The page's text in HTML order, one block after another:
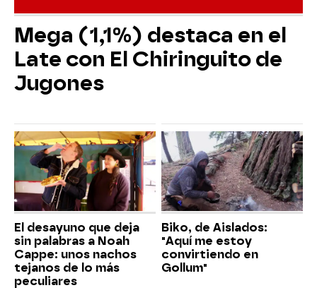
Mega (1,1%) destaca en el
Late con El Chiringuito de
Jugones
El desayuno que deja
sin palabras a Noah
Cappe: unos nachos
tejanos de lo más
peculiares
Biko, de Aislados:
"Aquí me estoy
convirtiendo en
Gollum"